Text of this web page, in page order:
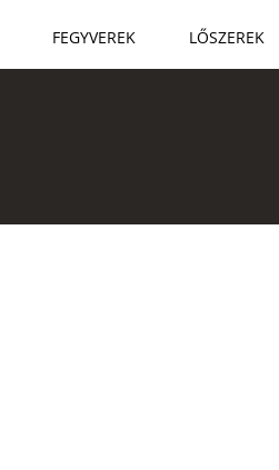
FEGYVEREK LŐSZEREK